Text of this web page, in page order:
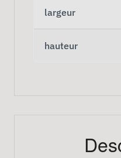
largeur
hauteur